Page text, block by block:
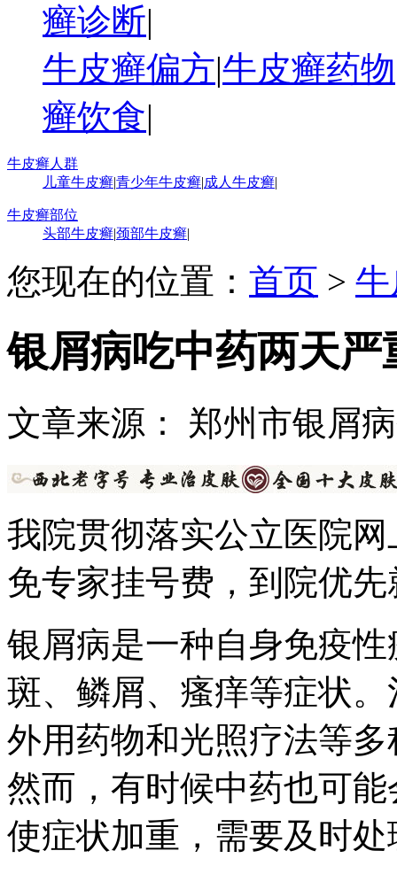
癣诊断|
牛皮癣偏方|牛皮癣药物
癣饮食|
牛皮癣人群
儿童牛皮癣|青少年牛皮癣|成人牛皮癣|
牛皮癣部位
头部牛皮癣|颈部牛皮癣|
您现在的位置： 首页 >
银屑病吃中药两天严
文章来源： 郑州市银屑
我院贯彻落实公立医院
免专家挂号费，到院优先
银屑病是一种自身免疫
斑、鳞屑、瘙痒等症状
外用药物和光照疗法等
然而，有时候中药也可
使症状加重，需要及时处